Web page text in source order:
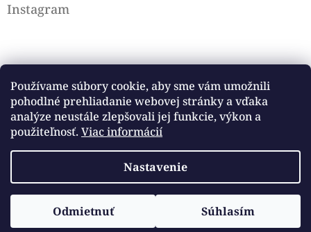
Používame súbory cookie, aby sme vám umožnili
pohodlné prehliadanie webovej stránky a vďaka
analýze neustále zlepšovali jej funkcie, výkon a
použiteľnosť. Viac informácií
Nastavenie
Odmietnuť Súhlasím
Instagram
Sledovať na Instagrame
Facebook
Vytvoril ShoptetCopyright 2026
. Všetky práva vyhradené.
Upraviť nastavenie cookies